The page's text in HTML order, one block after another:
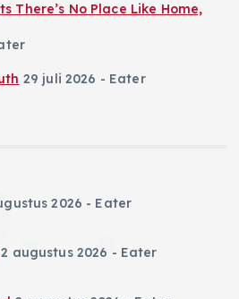
There’s No Place Like Home,
29 juli 2026 - Eater
2026 - Eater
2 augustus 2026 - Eater